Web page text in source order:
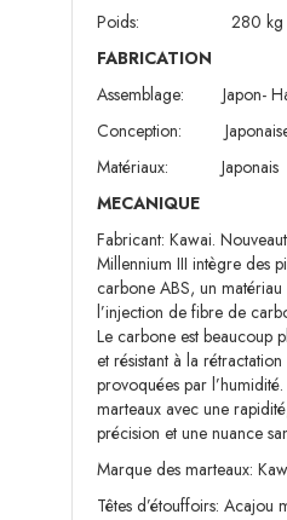
Poids: 280 kg
FABRICATION
Assemblage: Japon-
Conception:
Matériaux: Japonais
MECANIQUE
Fabricant: Kawai.
Millennium III intègre des
carbone ABS, un
l’injection de fibre de
Le carbone est beaucoup
et résistant à la
provoquées par
marteaux avec une
précision et une nuance
Marque des marteaux:
Têtes d’étouffoirs: Acajou